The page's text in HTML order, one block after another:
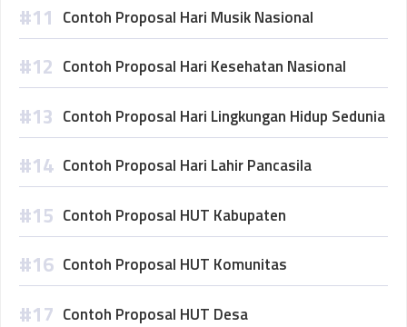
Contoh Proposal Hari Musik Nasional
Contoh Proposal Hari Kesehatan Nasional
Contoh Proposal Hari Lingkungan Hidup Sedunia
Contoh Proposal Hari Lahir Pancasila
Contoh Proposal HUT Kabupaten
Contoh Proposal HUT Komunitas
Contoh Proposal HUT Desa